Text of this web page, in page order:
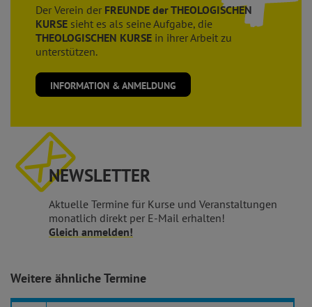
Der Verein der FREUNDE der THEOLOGISCHEN
KURSE sieht es als seine Aufgabe, die
THEOLOGISCHEN KURSE in ihrer Arbeit zu
unterstützen.
INFORMATION & ANMELDUNG
NEWSLETTER
Aktuelle Termine für Kurse und Veranstaltungen
monatlich direkt per E-Mail erhalten!
Gleich anmelden!
Weitere ähnliche Termine